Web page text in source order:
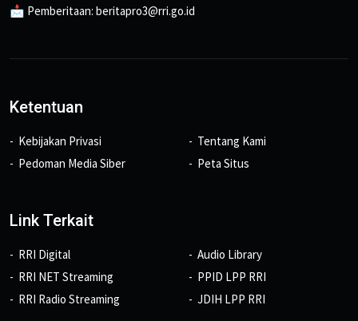
📩 Pemberitaan: beritapro3@rri.go.id
Ketentuan
Kebijakan Privasi
Pedoman Media Siber
Tentang Kami
Peta Situs
Link Terkait
RRI Digital
RRI NET Streaming
RRI Radio Streaming
Audio Library
PPID LPP RRI
JDIH LPP RRI